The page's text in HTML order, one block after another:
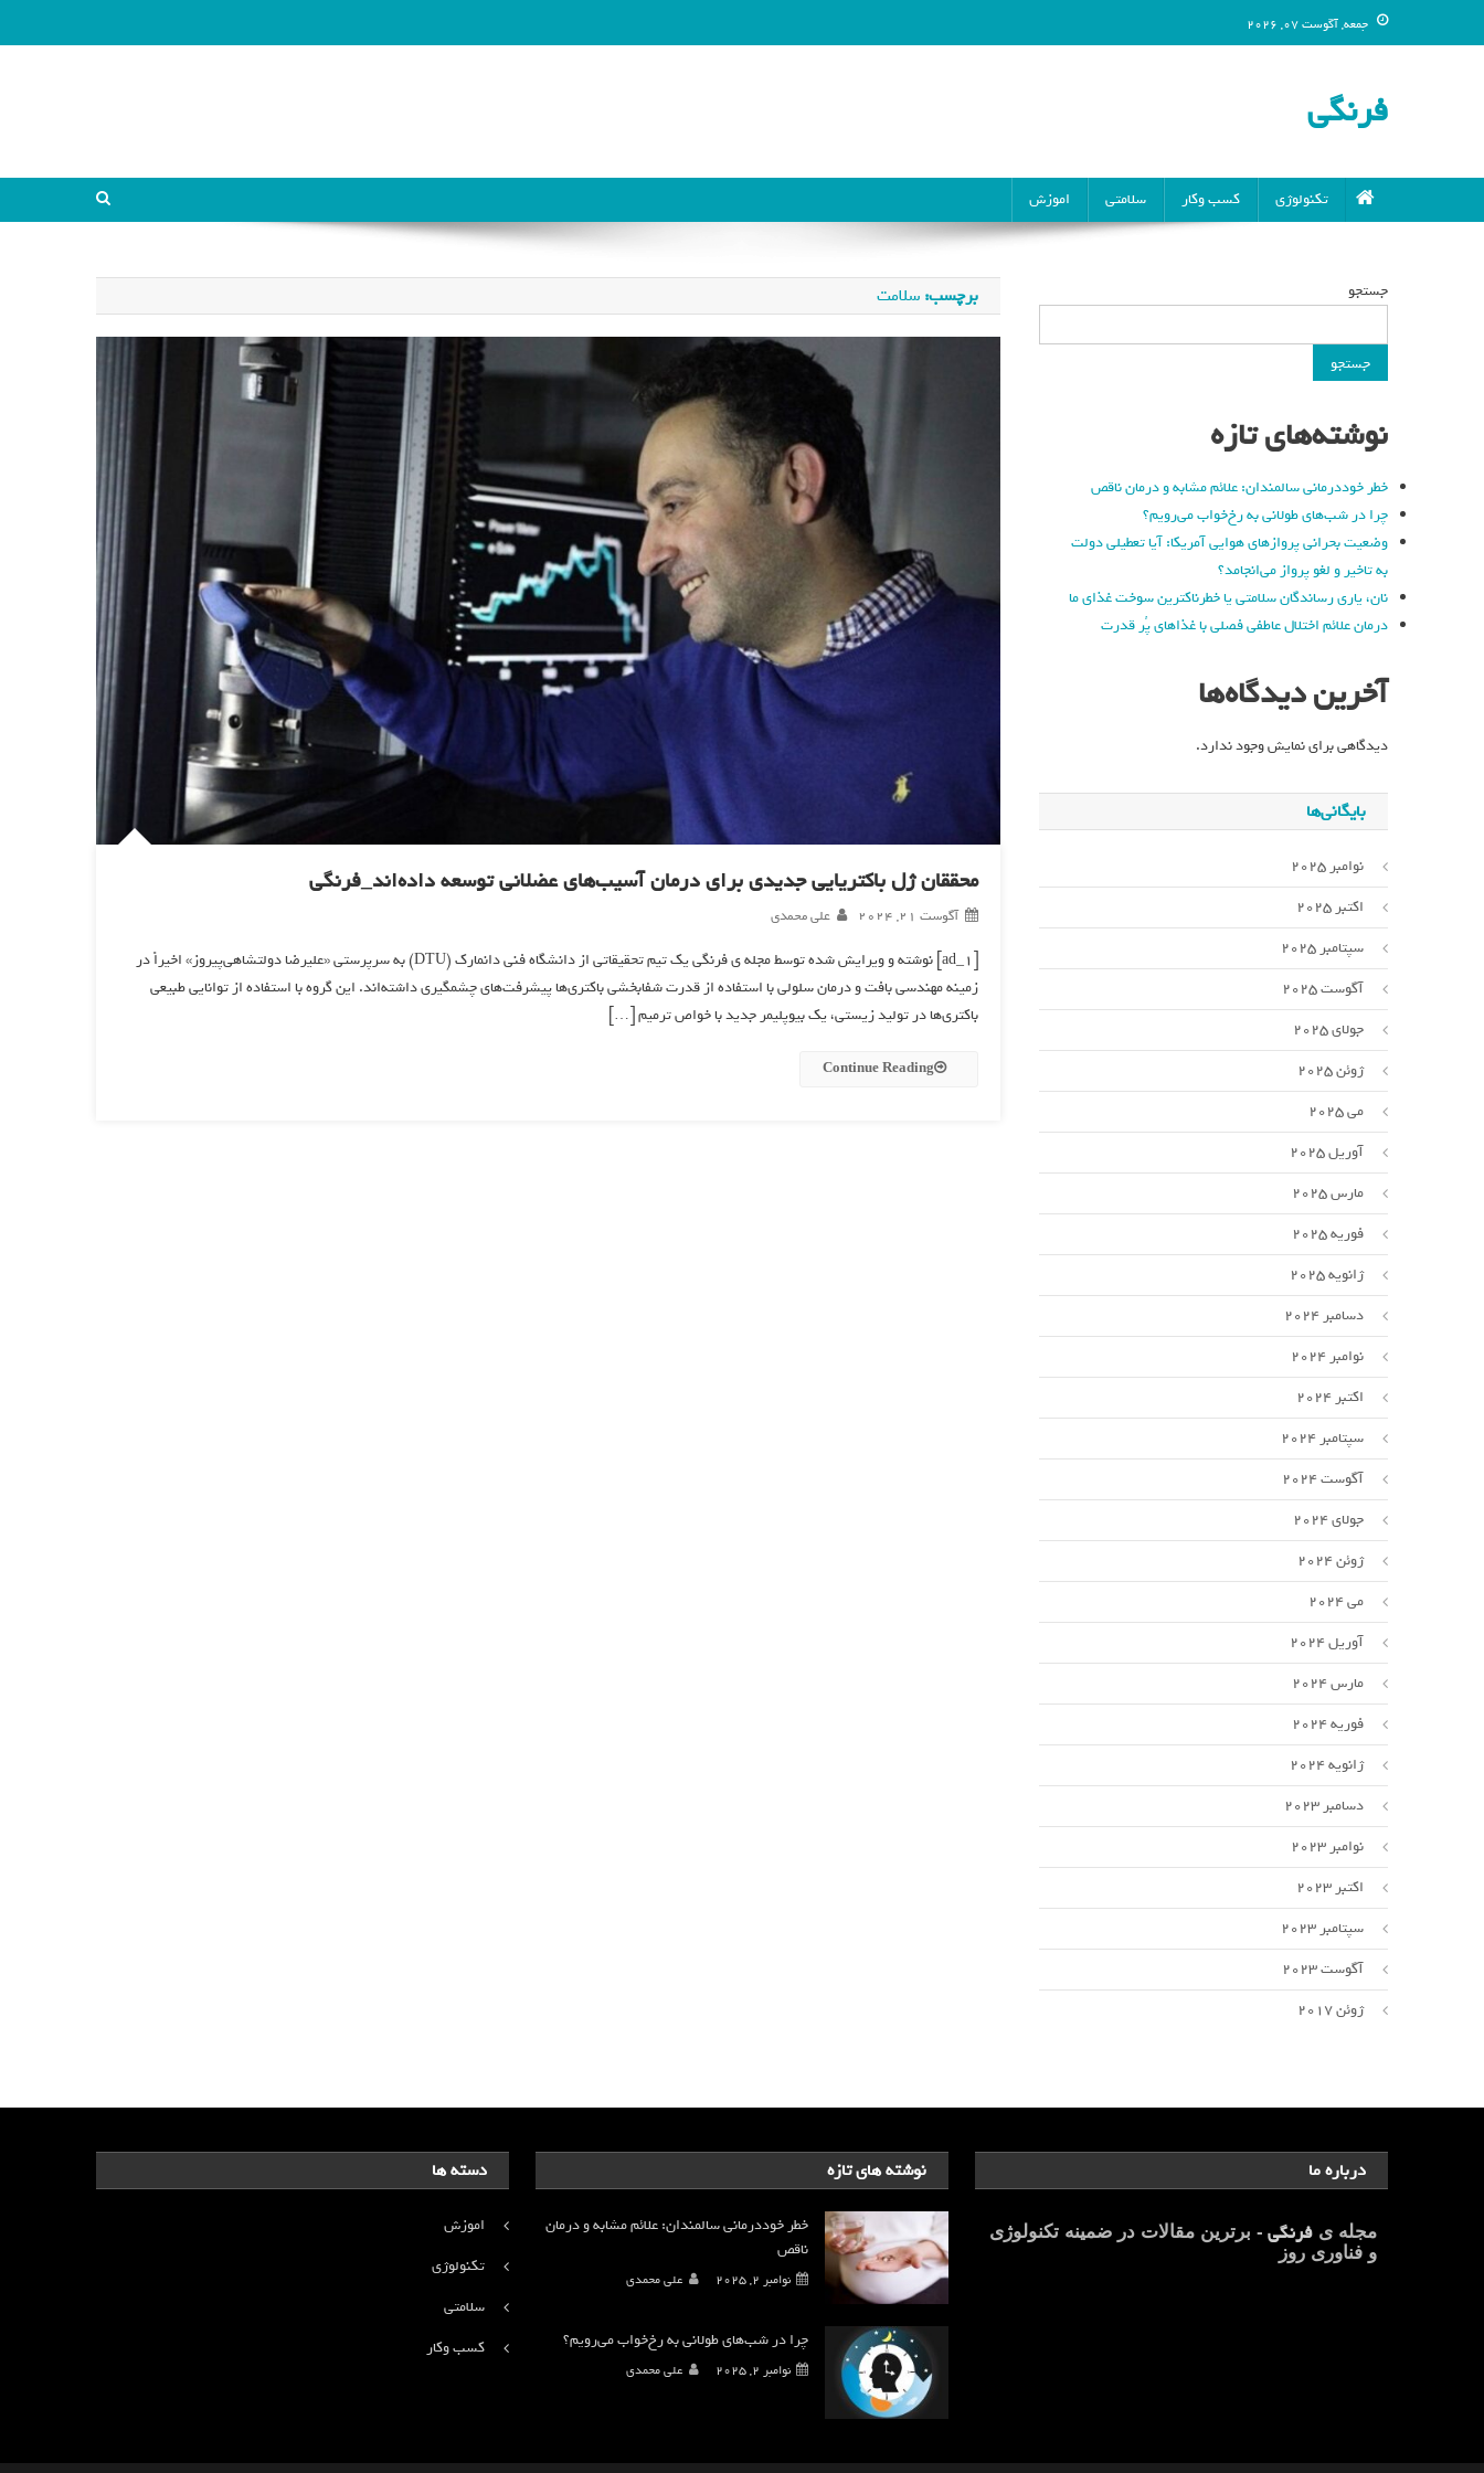
جمعه, آگوست 07, 2026
فرنگی
تکنولوژی کسب وکار سلامتی اموزش
برچسب: سلامت
محققان ژل باکتریایی جدیدی برای درمان آسیب‌های عضلانی توسعه داده‌اند_فرنگی
آگوست 21, 2024 علی محمدی
[ad_1] نوشته و ویرایش شده توسط مجله ی فرنگی یک تیم تحقیقاتی از دانشگاه فنی دانمارک (DTU) به سرپرستی «علیرضا دولتشاهی‌پیروز» اخیراً در
زمینه مهندسی بافت و درمان سلولی با استفاده از قدرت شفا‌بخشی باکتری‌ها پیشرفت‌های چشمگیری داشته‌اند. این گروه با استفاده از توانایی طبیعی
باکتری‌ها در تولید زیستی، یک بیوپلیمر جدید با خواص ترمیم […]
Continue Reading
جستجو
جستجو
نوشته‌های تازه
خطر خوددرمانی سالمندان: علائم مشابه و درمان ناقص
چرا در شب‌های طولانی به رخ‌خواب می‌رویم؟
وضعیت بحرانی پروازهای هوایی آمریکا: آیا تعطیلی دولت
به تاخیر و لغو پرواز می‌انجامد؟
نان، یاری رساندگان سلامتی یا خطرناکترین سوخت غذای ما
درمان علائم اختلال عاطفی فصلی با غذاهای پُر قدرت
آخرین دیدگاه‌ها
دیدگاهی برای نمایش وجود ندارد.
بایگانی‌ها
نوامبر 2025
اکتبر 2025
سپتامبر 2025
آگوست 2025
جولای 2025
ژوئن 2025
می 2025
آوریل 2025
مارس 2025
فوریه 2025
ژانویه 2025
دسامبر 2024
نوامبر 2024
اکتبر 2024
سپتامبر 2024
آگوست 2024
جولای 2024
ژوئن 2024
می 2024
آوریل 2024
مارس 2024
فوریه 2024
ژانویه 2024
دسامبر 2023
نوامبر 2023
اکتبر 2023
سپتامبر 2023
آگوست 2023
ژوئن 2017
دسته ها
اموزش
تکنولوژی
سلامتی
کسب وکار
نوشته های تازه
خطر خوددرمانی سالمندان: علائم مشابه و درمان
ناقص
نوامبر 2, 2025 علی محمدی
چرا در شب‌های طولانی به رخ‌خواب می‌رویم؟
نوامبر 2, 2025 علی محمدی
درباره ما
مجله یفرنگی - برترین مقالات در ضمینه تکنولوژی
و فناوری روز